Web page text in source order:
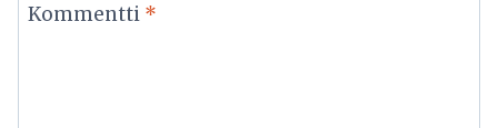
Kommentti *